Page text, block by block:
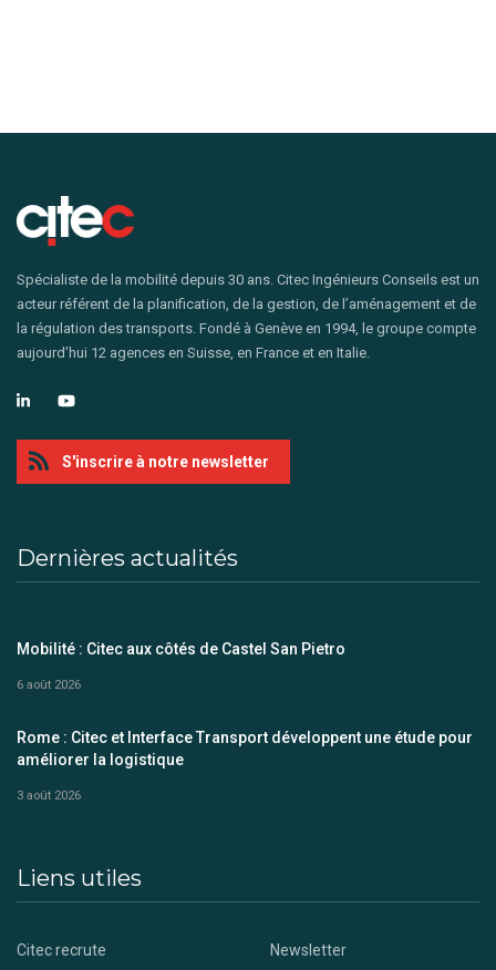
Spécialiste de la mobilité depuis 30 ans. Citec Ingénieurs Conseils est un
acteur référent de la planification, de la gestion, de l’aménagement et de
la régulation des transports. Fondé à Genève en 1994, le groupe compte
aujourd’hui 12 agences en Suisse, en France et en Italie.
S'inscrire à notre newsletter
Dernières actualités
Mobilité : Citec aux côtés de Castel San Pietro
6 août 2026
Rome : Citec et Interface Transport développent une étude pour
améliorer la logistique
3 août 2026
Liens utiles
Citec recrute Newsletter